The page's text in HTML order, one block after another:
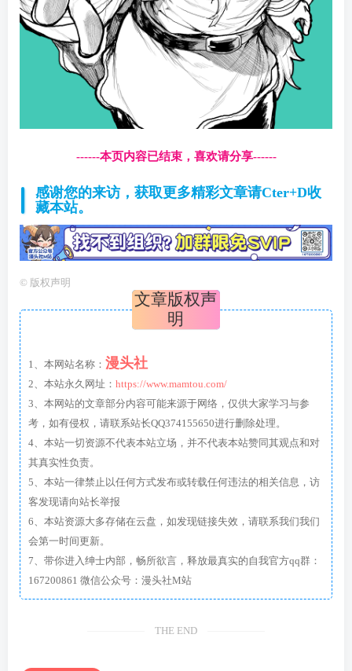
------本页内容已结束，喜欢请分享------
感谢您的来访，获取更多精彩文章请Cter+D收
藏本站。
© 版权声明
文章版权声
明
1、本网站名称： 漫头社
2、本站永久网址： https://www.mamtou.com/
3、本网站的文章部分内容可能来源于网络，仅供大家学习与参
考，如有侵权，请联系站长QQ374155650进行删除处理。
4、本站一切资源不代表本站立场，并不代表本站赞同其观点和对
其真实性负责。
5、本站一律禁止以任何方式发布或转载任何违法的相关信息，访
客发现请向站长举报
6、本站资源大多存储在云盘，如发现链接失效，请联系我们我们
会第一时间更新。
7、带你进入绅士内部，畅所欲言，释放最真实的自我官方qq群：
167200861 微信公众号：漫头社M站
THE END